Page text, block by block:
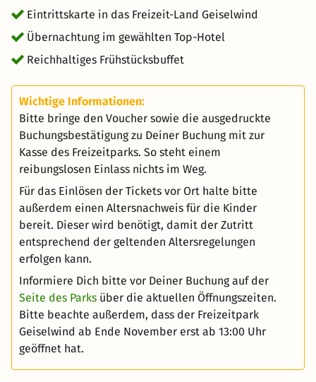
Eintrittskarte in das Freizeit-Land Geiselwind
Übernachtung im gewählten Top-Hotel
Reichhaltiges Frühstücksbuffet
Wichtige Informationen:
Bitte bringe den Voucher sowie die ausgedruckte
Buchungsbestätigung zu Deiner Buchung mit zur
Kasse des Freizeitparks. So steht einem
reibungslosen Einlass nichts im Weg.
Für das Einlösen der Tickets vor Ort halte bitte
außerdem einen Altersnachweis für die Kinder
bereit. Dieser wird benötigt, damit der Zutritt
entsprechend der geltenden Altersregelungen
erfolgen kann.
Informiere Dich bitte vor Deiner Buchung auf der
Seite des Parks über die aktuellen Öffnungszeiten.
Bitte beachte außerdem, dass der Freizeitpark
Geiselwind ab Ende November erst ab 13:00 Uhr
geöffnet hat.